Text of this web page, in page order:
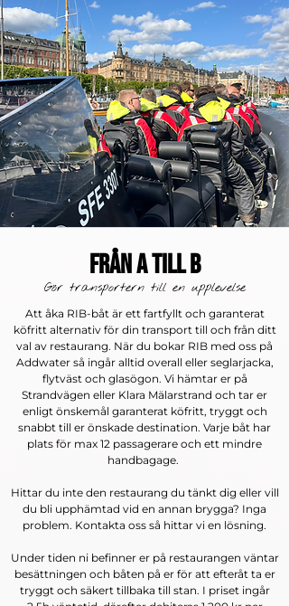
Från A till B
Gör transportern till en upplevelse
Att åka RIB-båt är ett fartfyllt och garanterat
köfritt alternativ för din transport till och från ditt
val av restaurang. När du bokar RIB med oss på
Addwater så ingår alltid overall eller seglarjacka,
flytväst och glasögon. Vi hämtar er på
Strandvägen eller Klara Mälarstrand och tar er
enligt önskemål garanterat köfritt, tryggt och
snabbt till er önskade destination. Varje båt har
plats för max 12 passagerare och ett mindre
handbagage.
Hittar du inte den restaurang du tänkt dig eller vill
du bli upphämtad vid en annan brygga? Inga
problem. Kontakta oss så hittar vi en lösning.
Under tiden ni befinner er på restaurangen väntar
besättningen och båten på er för att efteråt ta er
tryggt och säkert tillbaka till stan. I priset ingår